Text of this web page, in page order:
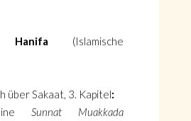
Hanifa (Islamische
über Sakaat, 3. Kapitel:
Sunnat Muakkada